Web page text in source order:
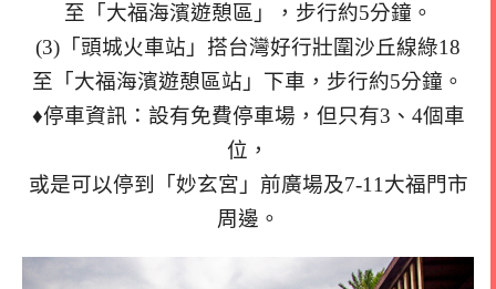
至「大福海濱遊憩區」，步行約5分鐘。
(3)「頭城火車站」搭台灣好行壯圍沙丘線綠18
至「大福海濱遊憩區站」下車，步行約5分鐘。
♦停車資訊：設有免費停車場，但只有3、4個車
位，
或是可以停到「妙玄宮」前廣場及7-11大福門市
周邊。